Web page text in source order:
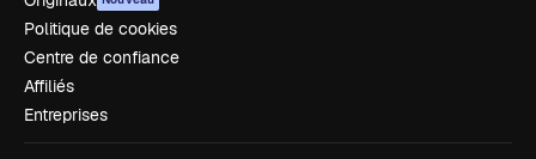
Politique de cookies
Centre de confiance
Affiliés
Entreprises